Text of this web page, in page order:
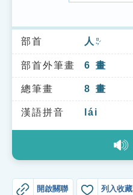
索引選單
知識索引
單字索引
生命大百科索引
教學應用
部首 人 ㄖㄣˊ
部首外筆畫 6 畫
總筆畫 8 畫
漢語拼音 lái
開啟關聯 列入收藏